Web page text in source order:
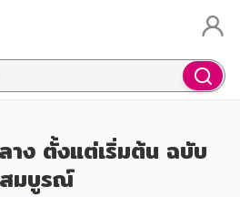
าง ตั้งแต่เริ่มต้น ฉบับ
สมบูรณ์